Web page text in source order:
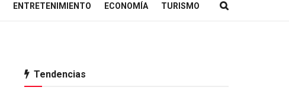
ENTRETENIMIENTO ECONOMÍA TURISMO
Tendencias